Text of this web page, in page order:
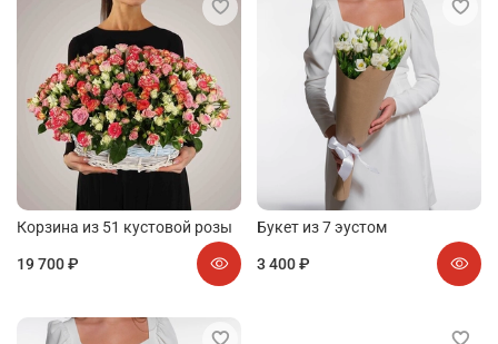
Корзина из 51 кустовой розы
19 700 ₽
Букет из 7 эустом
3 400 ₽